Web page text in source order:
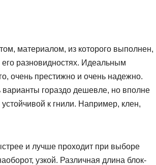
материалом, из которого выполнен,
разновидностях. Идеальным
очень престижно и очень надежно.
варианты гораздо дешевле, но вполне
к гнили. Например, клен,
и лучше проходит при выборе
узкой. Различная длина блок-